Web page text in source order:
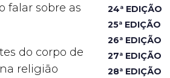
falar sobre as
do corpo de
religião
24ª EDIÇÃO
25ª EDIÇÃO
26ª EDIÇÃO
27ª EDIÇÃO
28ª EDIÇÃO